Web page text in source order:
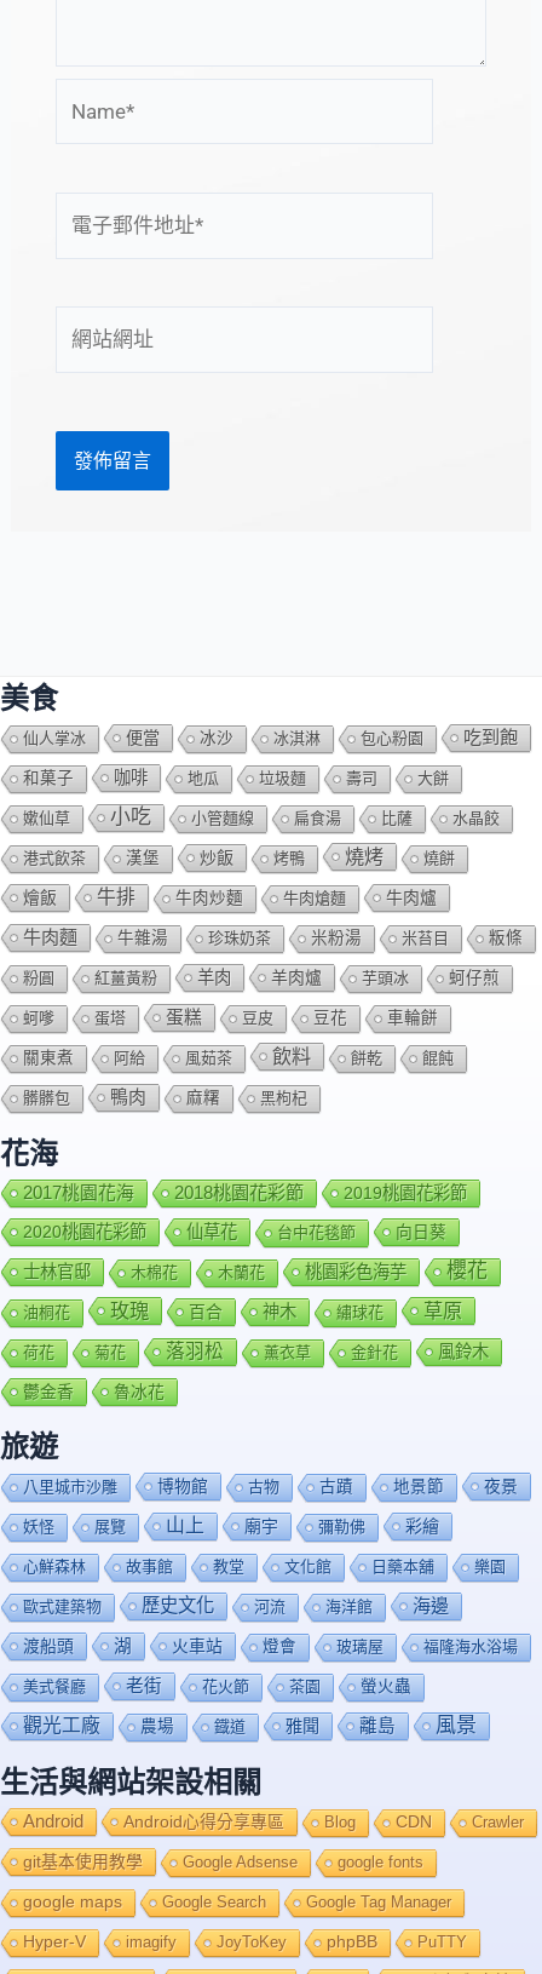
子
地
站
美食
仙人掌冰 便當 冰沙 冰淇淋 包心粉園 吃到飽
和菓子 咖啡 地瓜 垃圾麵 壽司 大餅
嫰仙草 小吃 小管麵線 扁食湯 比薩 水晶餃
港式飲茶 漢堡 炒飯 烤鴨 燒烤 燒餅
燴飯 牛排 牛肉炒麵 牛肉熗麵 牛肉爐
牛肉麵 牛雜湯 珍珠奶茶 米粉湯 米苔目 粄條
粉圓 紅薑黃粉 羊肉 羊肉爐 芋頭冰 蚵仔煎
蚵嗲 蛋塔 蛋糕 豆皮 豆花 車輪餅
關東煮 阿給 風茹茶 飲料 餅乾 餛飩
髒髒包 鴨肉 麻糬 黑枸杞
花海
2017桃園花海 2018桃園花彩節
2019桃園花彩節
2020桃園花彩節
仙草花 台中花毯節 向日葵
士林官邸 木棉花 木蘭花 桃園彩色海芋 櫻花
油桐花 玫瑰 百合 神木 繡球花 草原
荷花 菊花 落羽松 薰衣草 金針花 風鈴木
鬱金香 魯冰花
旅遊
八里城市沙雕 博物館 古物 古蹟 地景節 夜景
妖怪 展覽 山上 廟宇 彌勒佛 彩繪
心鮮森林 故事館 教堂 文化館 日藥本舖 樂園
歐式建築物 歷史文化 河流 海洋館 海邊
渡船頭 湖 火車站 燈會 玻璃屋 福隆海水浴場
美式餐廳 老街 花火節 茶園 螢火蟲
觀光工廠 農場 鐡道 雅聞 離島 風景
生活與網站架設相關
Android Android心得分享專區 Blog CDN Crawler
git基本使用教學 Google Adsense google fonts
google maps Google Search Google Tag Manager
Hyper-V imagify JoyToKey phpBB PuTTY